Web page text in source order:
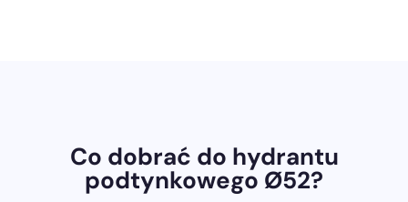
Co dobrać do hydrantu
podtynkowego Ø52?